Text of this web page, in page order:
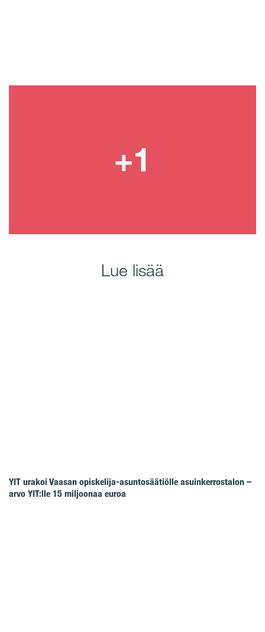
Lue lisää
YIT urakoi Vaasan opiskelija-asuntosäätiölle asuinkerrostalon –
arvo YIT:lle 15 miljoonaa euroa